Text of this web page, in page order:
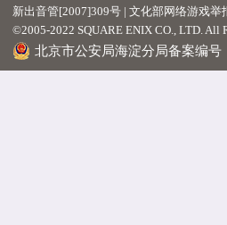
新出音管[2007]309号 | 文化部网络游戏
©2005-2022 SQUARE ENIX CO., LTD. All
北京市公安局海淀分局备案编号